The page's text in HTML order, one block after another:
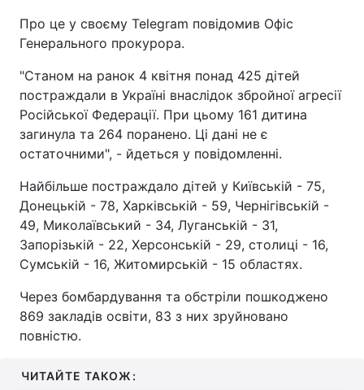
Про це у своєму Telegram повідомив Офіс
Генерального прокурора.
"Станом на ранок 4 квітня понад 425 дітей
постраждали в Україні внаслідок збройної агресії
Російської Федерації. При цьому 161 дитина
загинула та 264 поранено. Ці дані не є
остаточними", - йдеться у повідомленні.
Найбільше постраждало дітей у Київській - 75,
Донецькій - 78, Харківській - 59, Чернігівській -
49, Миколаївський - 34, Луганській - 31,
Запорізькій - 22, Херсонській - 29, столиці - 16,
Сумській - 16, Житомирській - 15 областях.
Через бомбардування та обстріли пошкоджено
869 закладів освіти, 83 з них зруйновано
повністю.
ЧИТАЙТЕ ТАКОЖ: